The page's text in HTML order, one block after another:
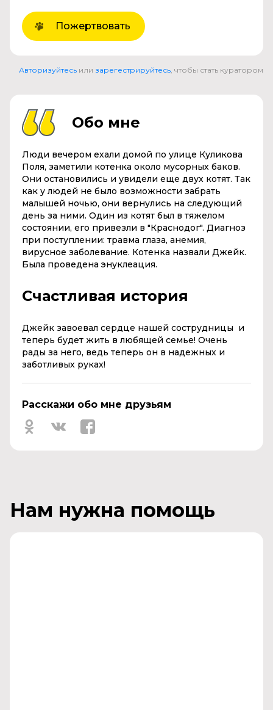
Пожертвовать
Авторизуйтесь или зарегестрируйтесь, чтобы стать куратором
Обо мне
Люди вечером ехали домой по улице Куликова
Поля, заметили котенка около мусорных баков.
Они остановились и увидели еще двух котят. Так
как у людей не было возможности забрать
малышей ночью, они вернулись на следующий
день за ними. Один из котят был в тяжелом
состоянии, его привезли в "Краснодог". Диагноз
при поступлении: травма глаза, анемия,
вирусное заболевание. Котенка назвали Джейк.
Была проведена энуклеация.
Счастливая история
Джейк завоевал сердце нашей сострудницы и
теперь будет жить в любящей семье! Очень
рады за него, ведь теперь он в надежных и
заботливых руках!
Расскажи обо мне друзьям
Нам нужна помощь